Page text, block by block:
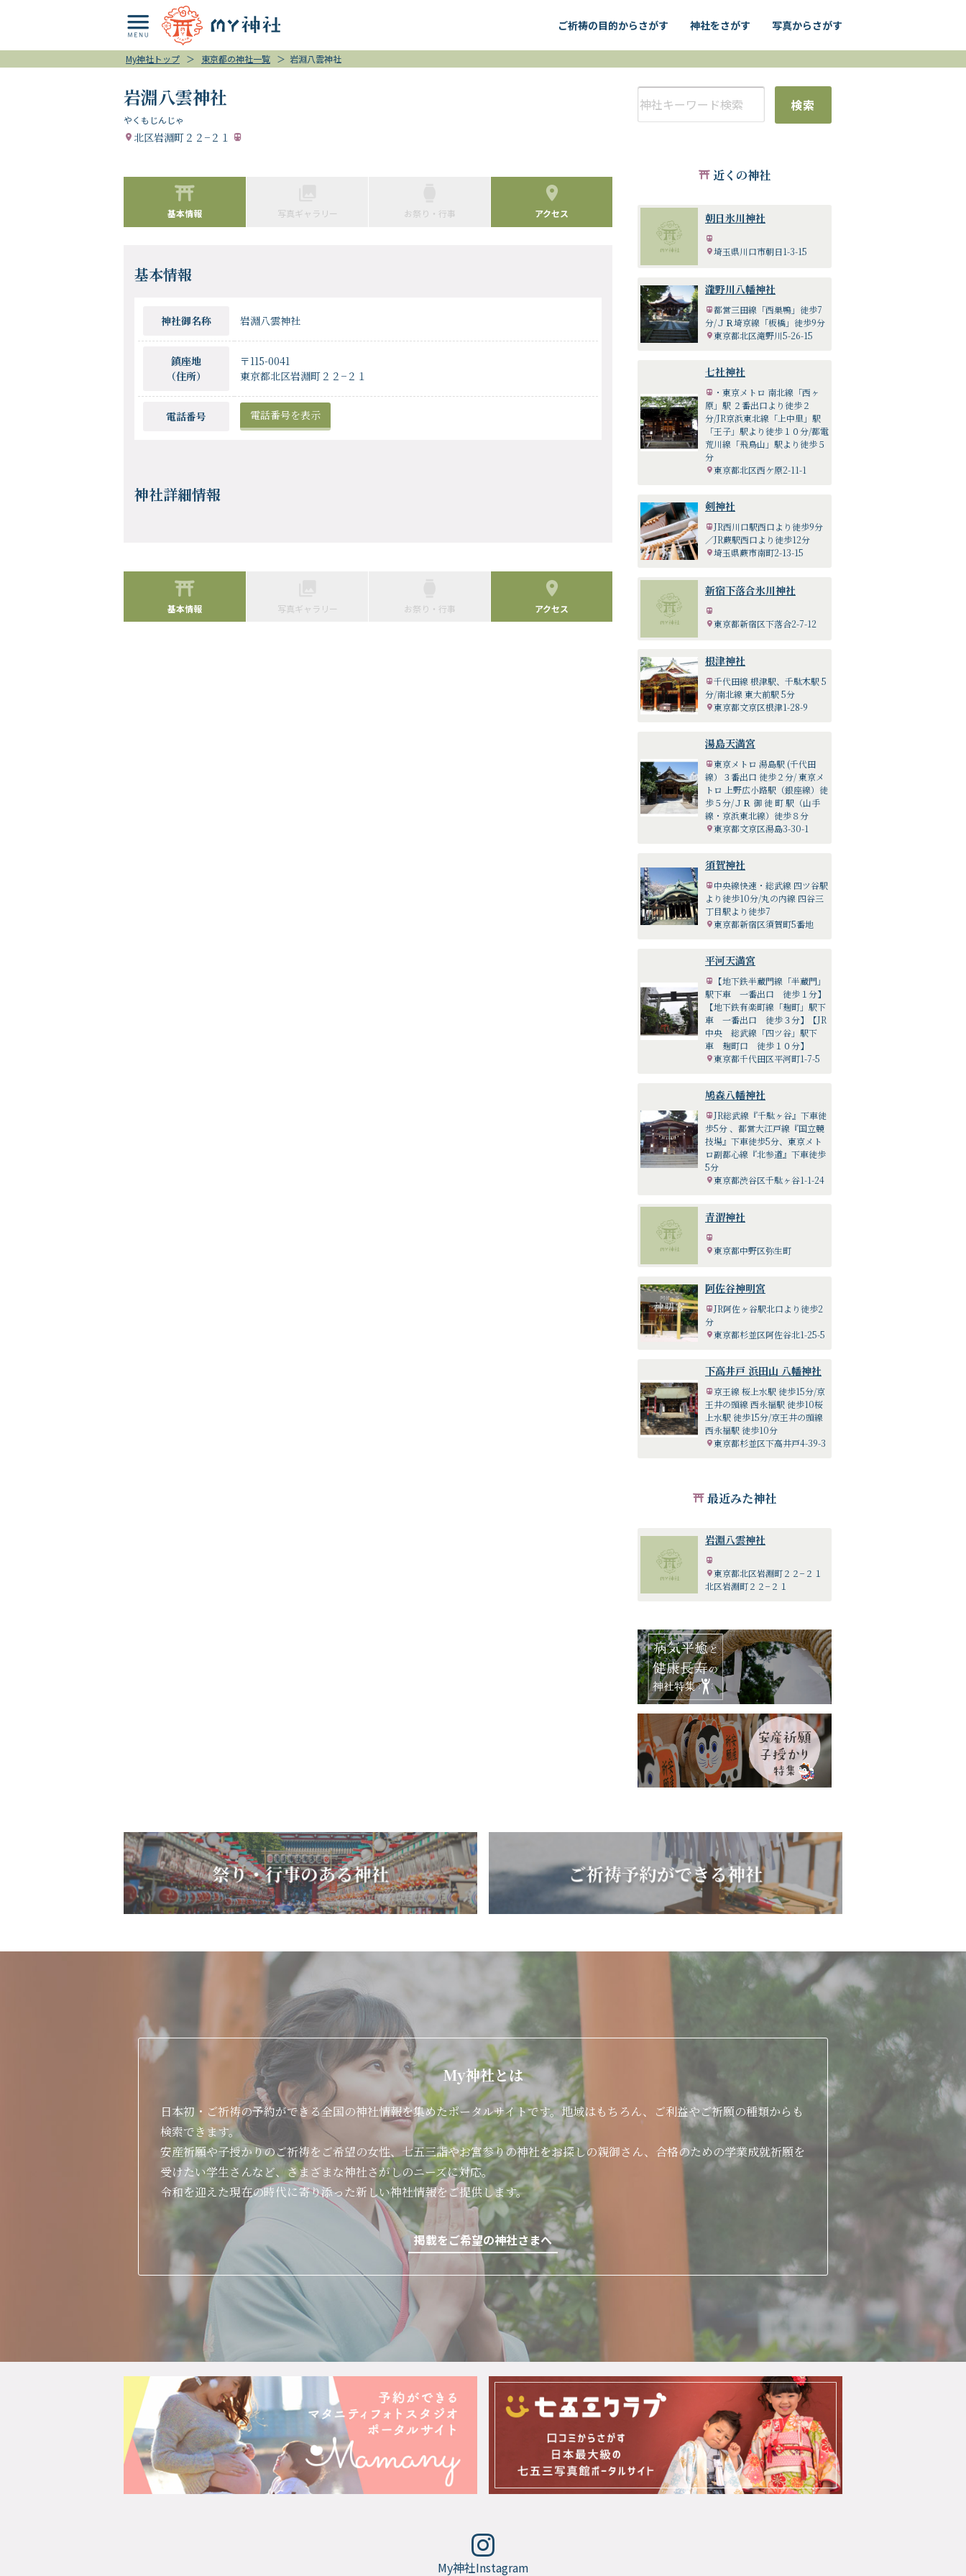
ご祈祷の目的からさがす 神社をさがす 写真からさがす
My神社トップ ＞ 東京都の神社一覧 ＞ 岩淵八雲神社
岩淵八雲神社
やくもじんじゃ
北区岩淵町２２−２１
基本情報 写真ギャラリー お祭り・行事 アクセス
基本情報
神社御名称 岩淵八雲神社
鎮座地
（住所）
〒115-0041
東京都北区岩淵町２２−２１
電話番号 電話番号を表示
神社詳細情報
基本情報 写真ギャラリー お祭り・行事 アクセス
検索
近くの神社
朝日氷川神社
埼玉県川口市朝日1-3-15
瀧野川八幡神社
都営三田線「西巣鴨」徒歩7
分/ＪＲ埼京線「板橋」徒歩9分
東京都北区滝野川5-26-15
七社神社
・東京メトロ 南北線「西ヶ
原」駅 ２番出口より徒歩２
分/JR京浜東北線「上中里」駅
「王子」駅より徒歩１０分/都電
荒川線「飛鳥山」駅より徒歩５
分
東京都北区西ケ原2-11-1
剣神社
JR西川口駅西口より徒歩9分
／JR蕨駅西口より徒歩12分
埼玉県蕨市南町2-13-15
新宿下落合氷川神社
東京都新宿区下落合2-7-12
根津神社
千代田線 根津駅、千駄木駅 5
分/南北線 東大前駅 5分
東京都文京区根津1-28-9
湯島天満宮
東京メトロ 湯島駅 (千代田
線）３番出口 徒歩２分/ 東京メ
トロ 上野広小路駅（銀座線）徒
歩５分/ＪＲ 御 徒 町 駅（山手
線・京浜東北線）徒歩８分
東京都文京区湯島3-30-1
須賀神社
中央線快速・総武線 四ツ谷駅
より徒歩10分/丸の内線 四谷三
丁目駅より徒歩7
東京都新宿区須賀町5番地
平河天満宮
【地下鉄半蔵門線「半蔵門」
駅下車 一番出口 徒歩１分】
【地下鉄有楽町線「麹町」駅下
車 一番出口 徒歩３分】【JR
中央 総武線「四ツ谷」駅下
車 麹町口 徒歩１０分】
東京都千代田区平河町1-7-5
鳩森八幡神社
JR総武線『千駄ヶ谷』下車徒
歩5分 、都営大江戸線『国立競
技場』下車徒歩5分、東京メト
ロ副都心線『北参道』下車徒歩
5分
東京都渋谷区千駄ヶ谷1-1-24
青渭神社
東京都中野区弥生町
阿佐谷神明宮
JR阿佐ヶ谷駅北口より徒歩2
分
東京都杉並区阿佐谷北1-25-5
下高井戸 浜田山 八幡神社
京王線 桜上水駅 徒歩15分/京
王井の頭線 西永福駅 徒歩10桜
上水駅 徒歩15分/京王井の頭線
西永福駅 徒歩10分
東京都杉並区下高井戸4-39-3
最近みた神社
岩淵八雲神社
東京都北区岩淵町２２−２１
北区岩淵町２２−２１
My神社とは
日本初・ご祈祷の予約ができる全国の神社情報を集めたポータルサイトです。地域はもちろん、ご利益やご祈願の種類からも
検索できます。
安産祈願や子授かりのご祈祷をご希望の女性、七五三詣やお宮参りの神社をお探しの親御さん、合格のための学業成就祈願を
受けたい学生さんなど、さまざまな神社さがしのニーズに対応。
令和を迎えた現在の時代に寄り添った新しい神社情報をご提供します。
掲載をご希望の神社さまへ
My神社Instagram